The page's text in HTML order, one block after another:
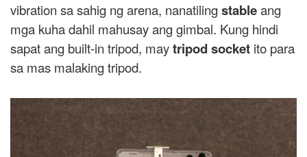
vibration sa sahig ng arena, nanatilingstableang
mga kuha dahil mahusay ang gimbal. Kung hindi
sapat ang built-in tripod, maytripod socket ito para
sa mas malaking tripod.